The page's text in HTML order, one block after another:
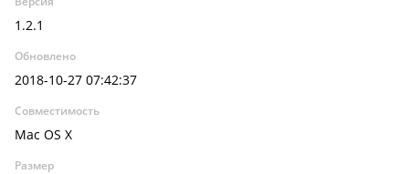
1.2.1
Обновлено
2018-10-27 07:42:37
Совместимость
Mac OS X
Размер